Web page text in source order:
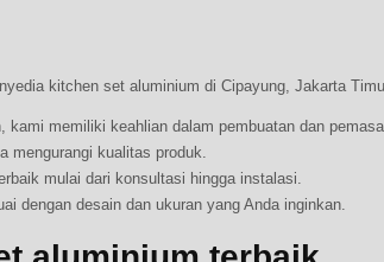
kitchen set aluminium di Cipayung, Jakarta
kami memiliki keahlian dalam pembuatan dan
mengurangi kualitas produk.
mulai dari konsultasi hingga instalasi.
dengan desain dan ukuran yang Anda inginkan.